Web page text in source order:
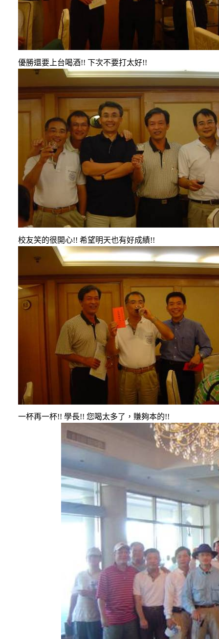
優勝還要上台喝酒!! 下次不要打太好!!
校友笑的很開心!! 希望明天也有好成績!!
一杯再一杯!! 學長!! 您喝太多了，賺夠本的!!